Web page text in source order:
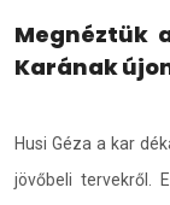
Megnéztük
Karának
Husi Géza a kar
jövőbeli tervekről.